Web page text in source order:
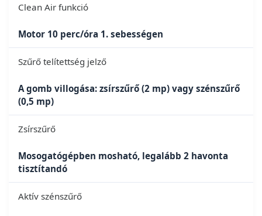
Clean Air funkció
Motor 10 perc/óra 1. sebességen
Szűrő telítettség jelző
A gomb villogása: zsírszűrő (2 mp) vagy szénszűrő
(0,5 mp)
Zsírszűrő
Mosogatógépben mosható, legalább 2 havonta
tisztítandó
Aktív szénszűrő